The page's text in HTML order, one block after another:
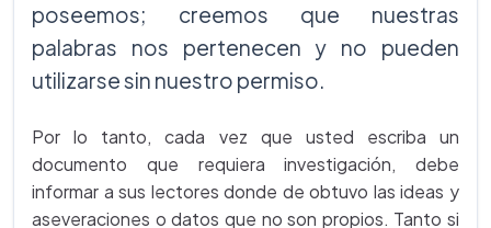
poseemos; creemos que nuestras
palabras nos pertenecen y no pueden
utilizarse sin nuestro permiso.
Por lo tanto, cada vez que usted escriba un
documento que requiera investigación, debe
informar a sus lectores donde de obtuvo las ideas y
aseveraciones o datos que no son propios. Tanto si